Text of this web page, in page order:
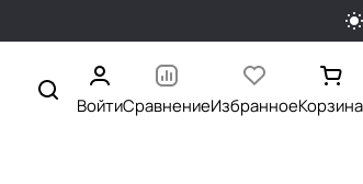
ВойтиСравнениеИзбранноеКорзина